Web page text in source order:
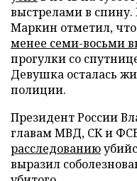
выстрелами в
Маркин отметил,
менее семи-восьми
прогулки со
Девушка осталась
полиции.
Президент России
главам МВД, СК и
расследованию
выразил